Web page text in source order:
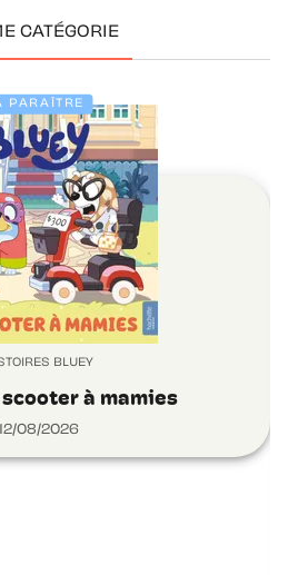
CATÉGORIE
PARAÎTRE
BLUEY
scooter à mamies
12/08/2026